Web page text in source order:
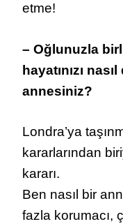
etme!
– Oğlunuzla
hayatınızı
annesiniz?
Londra’ya
kararlarından
kararı.
Ben nasıl bir
fazla korumacı,